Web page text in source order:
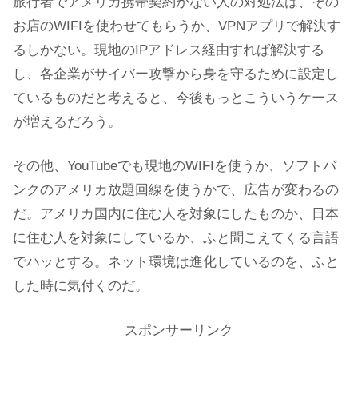
お店のWIFIを使わせてもらうか、VPNアプリで解決す
るしかない。現地のIPアドレス経由すれば解決する
し、各企業がサイバー攻撃から身を守るために設定し
ているものだと考えると、今後もっとこういうケース
が増えるだろう。
その他、YouTubeでも現地のWIFIを使うか、ソフトバ
ンクのアメリカ放題回線を使うかで、広告が変わるの
だ。アメリカ国内に住む人を対象にしたものか、日本
に住む人を対象にしているか、ふと聞こえてくる言語
でハッとする。ネット環境は進化しているのを、ふと
した時に気付くのだ。
スポンサーリンク